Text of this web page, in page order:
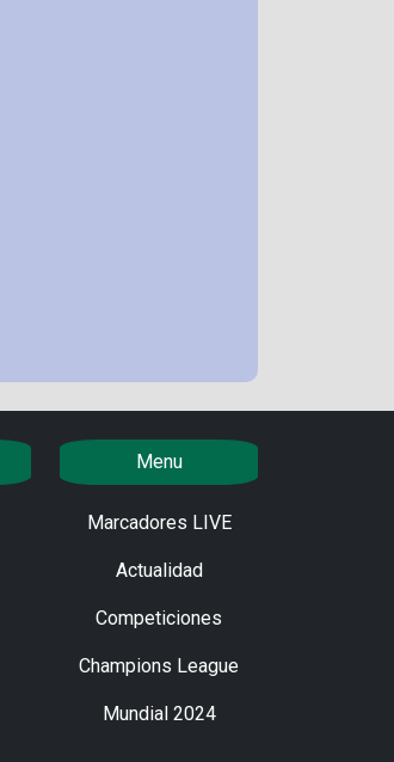
Menu
Marcadores LIVE
Actualidad
Competiciones
Champions League
Mundial 2024